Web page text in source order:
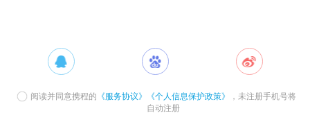
阅读并同意携程的 《服务协议》 《个人信息保护政策》
，未注册手机号将
自动注册